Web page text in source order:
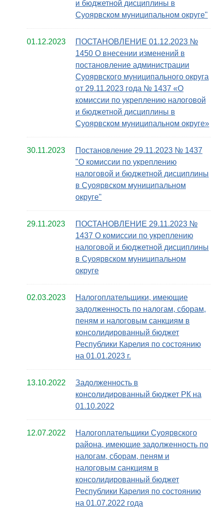
и бюджетной дисциплины в
Суоярвском муниципальном округе"
01.12.2023
ПОСТАНОВЛЕНИЕ 01.12.2023 №
1450 О внесении изменений в
постановление администрации
Суоярвского муниципального округа
от 29.11.2023 года № 1437 «О
комиссии по укреплению налоговой
и бюджетной дисциплины в
Суоярвском муниципальном округе»
30.11.2023
Постановление 29.11.2023 № 1437
"О комиссии по укреплению
налоговой и бюджетной дисциплины
в Суоярвском муниципальном
округе"
29.11.2023
ПОСТАНОВЛЕНИЕ 29.11.2023 №
1437 О комиссии по укреплению
налоговой и бюджетной дисциплины
в Суоярвском муниципальном
округе
02.03.2023
Налогоплательщики, имеющие
задолженность по налогам, сборам,
пеням и налоговым санкциям в
консолидированный бюджет
Республики Карелия по состоянию
на 01.01.2023 г.
13.10.2022
Задолженность в
консолидированный бюджет РК на
01.10.2022
12.07.2022
Налогоплательщики Суоярвского
района, имеющие задолженность по
налогам, сборам, пеням и
налоговым санкциям в
консолидированный бюджет
Республики Карелия по состоянию
на 01.07.2022 года